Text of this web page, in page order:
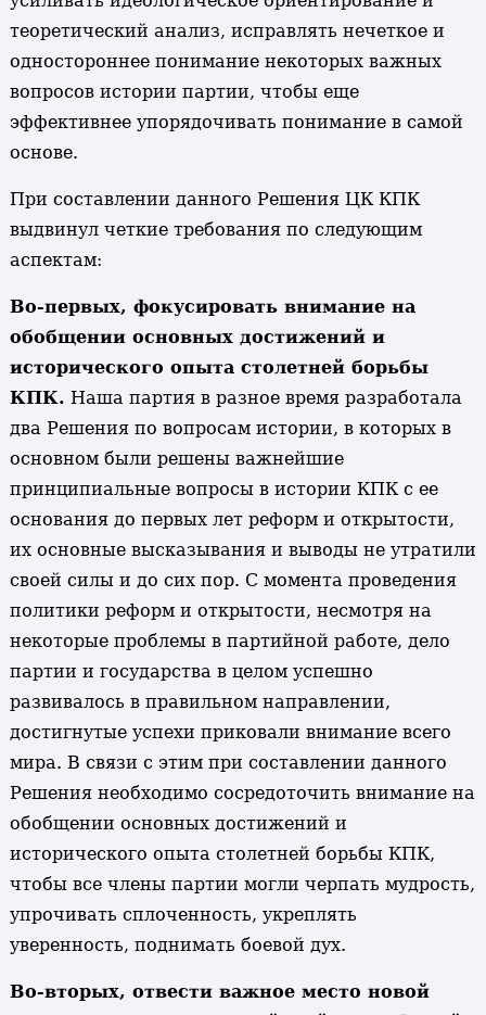
теоретический анализ, исправлять нечеткое и
одностороннее понимание некоторых важных
вопросов истории партии, чтобы еще
эффективнее упорядочивать понимание в самой
основе.
При составлении данного Решения ЦК КПК
выдвинул четкие требования по следующим
аспектам:
Во-первых, фокусировать внимание на
обобщении основных достижений и
исторического опыта столетней борьбы
КПК. Наша партия в разное время разработала
два Решения по вопросам истории, в которых в
основном были решены важнейшие
принципиальные вопросы в истории КПК с ее
основания до первых лет реформ и открытости,
их основные высказывания и выводы не утратили
своей силы и до сих пор. С момента проведения
политики реформ и открытости, несмотря на
некоторые проблемы в партийной работе, дело
партии и государства в целом успешно
развивалось в правильном направлении,
достигнутые успехи приковали внимание всего
мира. В связи с этим при составлении данного
Решения необходимо сосредоточить внимание на
обобщении основных достижений и
исторического опыта столетней борьбы КПК,
чтобы все члены партии могли черпать мудрость,
упрочивать сплоченность, укреплять
уверенность, поднимать боевой дух.
Во-вторых, отвести важное место новой